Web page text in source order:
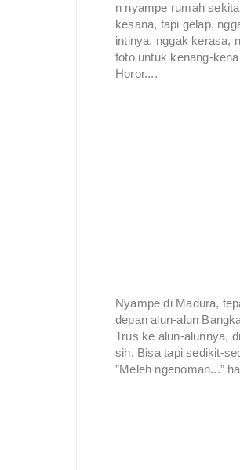
n nyampe rumah
kesana, tapi gelap,
intinya, nggak kerasa,
foto untuk kenang-
Horor....
Nyampe di Madura,
depan alun-alun
Trus ke alun-alunnya,
sih. Bisa tapi sedikit-
”Meleh ngenoman...”